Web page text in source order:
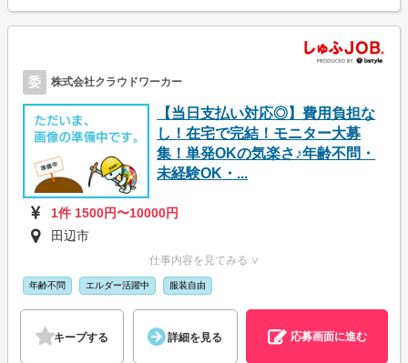
委 株式会社クラウドワーカー
【当日支払い対応◎】費用負担な
し！在宅で完結！モニター大募
集！単発OKの気楽さ♪年齢不問・
未経験OK・...
1件 1500円〜10000円
田辺市
仕事内容を見てみる ∨
年齢不問 エルダー活躍中 服装自由
キープする 詳細を見る 応募画面に進む